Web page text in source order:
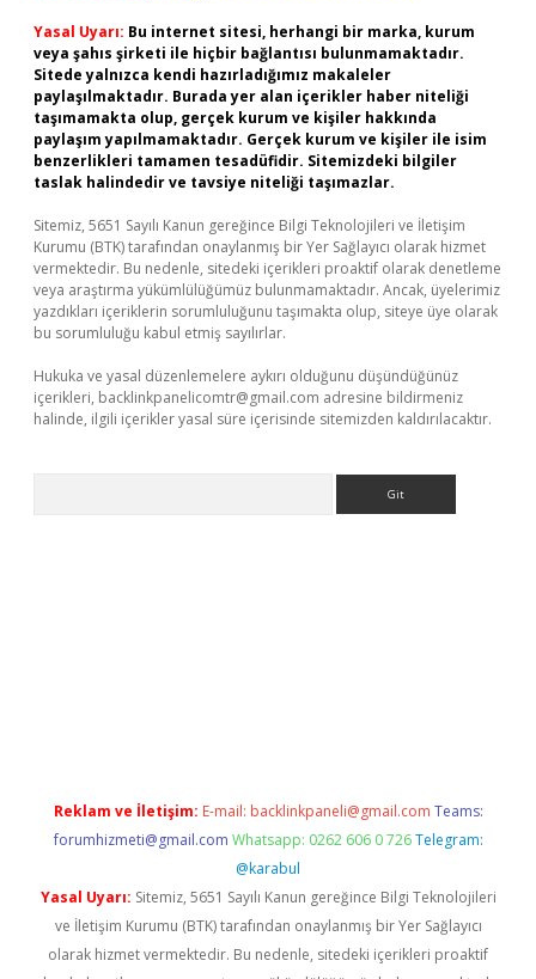
Yasal Uyarı: Bu internet sitesi, herhangi bir marka, kurum
veya şahıs şirketi ile hiçbir bağlantısı bulunmamaktadır.
Sitede yalnızca kendi hazırladığımız makaleler
paylaşılmaktadır. Burada yer alan içerikler haber niteliği
taşımamakta olup, gerçek kurum ve kişiler hakkında
paylaşım yapılmamaktadır. Gerçek kurum ve kişiler ile isim
benzerlikleri tamamen tesadüfidir. Sitemizdeki bilgiler
taslak halindedir ve tavsiye niteliği taşımazlar.
Sitemiz, 5651 Sayılı Kanun gereğince Bilgi Teknolojileri ve İletişim
Kurumu (BTK) tarafından onaylanmış bir Yer Sağlayıcı olarak hizmet
vermektedir. Bu nedenle, sitedeki içerikleri proaktif olarak denetleme
veya araştırma yükümlülüğümüz bulunmamaktadır. Ancak, üyelerimiz
yazdıkları içeriklerin sorumluluğunu taşımakta olup, siteye üye olarak
bu sorumluluğu kabul etmiş sayılırlar.
Hukuka ve yasal düzenlemelere aykırı olduğunu düşündüğünüz
içerikleri, backlinkpanelicomtr@gmail.com adresine bildirmeniz
halinde, ilgili içerikler yasal süre içerisinde sitemizden kaldırılacaktır.
Reklam ve İletişim: E-mail: backlinkpaneli@gmail.com Teams:
forumhizmeti@gmail.com Whatsapp: 0262 606 0 726 Telegram:
@karabul
Yasal Uyarı: Sitemiz, 5651 Sayılı Kanun gereğince Bilgi Teknolojileri
ve İletişim Kurumu (BTK) tarafından onaylanmış bir Yer Sağlayıcı
olarak hizmet vermektedir. Bu nedenle, sitedeki içerikleri proaktif